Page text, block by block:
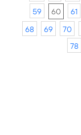
59
60 61
68
69 70
78